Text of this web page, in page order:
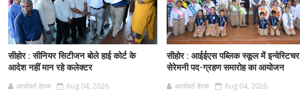
सीहोर : सीनियर सिटीजन बोले हाई कोर्ट के
आदेश नहीं मान रहे कलेक्टर
आर्यावर्त डेस्क Aug 04, 2026
सीहोर : आईईएस पब्लिक स्कूल में इन्वेस्टिचर
सेरेमनी पद-ग्रहण समारोह का आयोजन
आर्यावर्त डेस्क Aug 04, 2026